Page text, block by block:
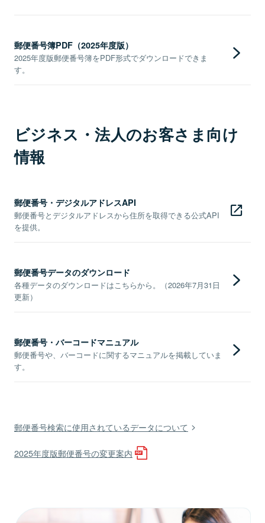
郵便番号簿PDF（2025年度版）
2025年度版郵便番号簿をPDF形式でダウンロードできま
す。
ビジネス・法人のお客さま向け
情報
郵便番号・デジタルアドレスAPI
郵便番号とデジタルアドレスから住所を取得できる公式API
を提供。
郵便番号データのダウンロード
各種データのダウンロードはこちらから。（2026年7月31日
更新）
郵便番号・バーコードマニュアル
郵便番号や、バーコードに関するマニュアルを掲載していま
す。
郵便番号検索に使用されているデータについて
2025年度版郵便番号の変更案内